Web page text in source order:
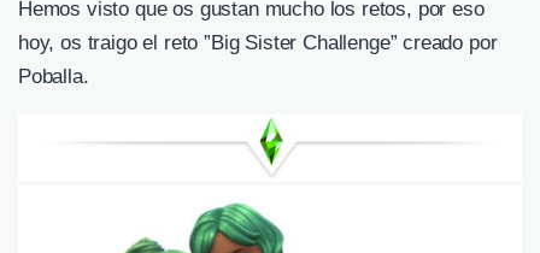
Hemos visto que os gustan mucho los retos, por eso
hoy, os traigo el reto ”Big Sister Challenge” creado por
Poballa.